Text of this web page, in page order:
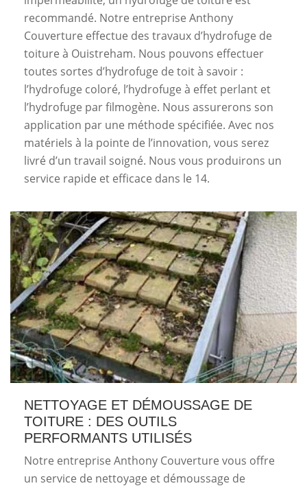
recommandé. Notre entreprise Anthony
Couverture effectue des travaux d’hydrofuge de
toiture à Ouistreham. Nous pouvons effectuer
toutes sortes d’hydrofuge de toit à savoir :
l’hydrofuge coloré, l’hydrofuge à effet perlant et
l’hydrofuge par filmogène. Nous assurerons son
application par une méthode spécifiée. Avec nos
matériels à la pointe de l’innovation, vous serez
livré d’un travail soigné. Nous vous produirons un
service rapide et efficace dans le 14.
NETTOYAGE ET DÉMOUSSAGE DE
TOITURE : DES OUTILS
PERFORMANTS UTILISÉS
Notre entreprise Anthony Couverture vous offre
un service de nettoyage et démoussage de